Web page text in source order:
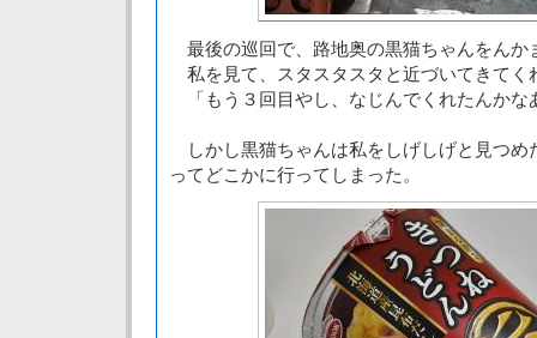
最後の巡回で、路地奥の黒猫ちゃんをんか
私を見て、スタスタスタと近づいてきてく
「もう３回目やし、なじんでくれたんかな
しかし黒猫ちゃんは私をしげしげと見つめ
ってどこかに行ってしまった。